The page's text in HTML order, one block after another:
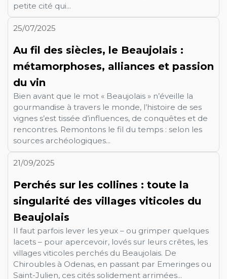
petite cité qui...
25/07/2025
Au fil des siècles, le Beaujolais :
métamorphoses, alliances et passion
du vin
Bien avant que le mot « Beaujolais » n’éveille la
gourmandise à travers le monde, l’histoire de ses
vignes s’est tissée d’influences, de conquêtes et de
rencontres. Remontons le fil du temps : selon les
sources archéologiques...
21/09/2025
Perchés sur les collines : toute la
singularité des villages viticoles du
Beaujolais
Il faut parfois lever les yeux – ou grimper quelques
lacets – pour apercevoir, lovés sur leurs crêtes, les
villages viticoles perchés du Beaujolais. De
Chiroubles à Odenas, en passant par Emeringes ou
Saint-Julien, ces cités solidement arrimées...